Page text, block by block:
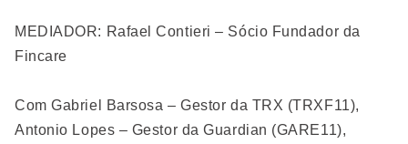
MEDIADOR: Rafael Contieri – Sócio Fundador da
Fincare
Com Gabriel Barsosa – Gestor da TRX (TRXF11),
Antonio Lopes – Gestor da Guardian (GARE11),